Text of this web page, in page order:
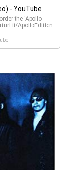
- YouTube
the 'Apollo
ApolloEdition